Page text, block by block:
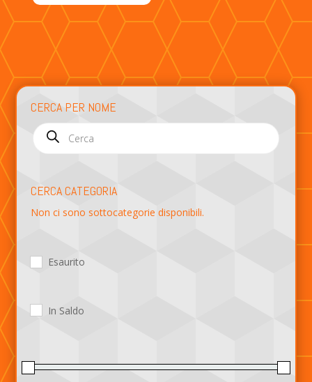
CERCA PER NOME
Products
search
CERCA CATEGORIA
Non ci sono sottocategorie disponibili.
Esaurito
In Saldo